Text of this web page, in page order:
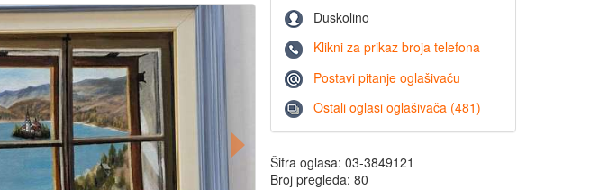
Duskolino
Klikni za prikaz broja telefona
Postavi pitanje oglašivaču
Ostali oglasi oglašivača (481)
Šifra oglasa: 03-3849121
Broj pregleda: 80